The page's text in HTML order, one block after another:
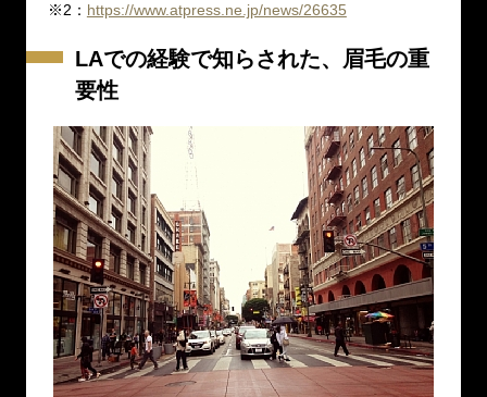
※2： https://www.atpress.ne.jp/news/26635
LAでの経験で知らされた、眉毛の重
要性